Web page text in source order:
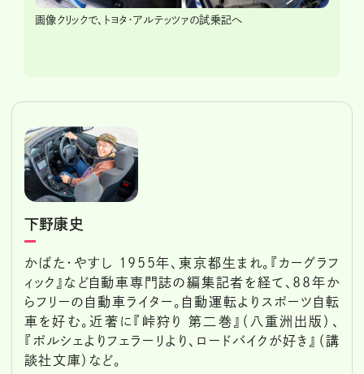
画像クリックで、トヨタ・アルテッツァの試乗記へ
下野康史
かばた・やすし 1955年、東京都生まれ。『カーグラフ
ィック』など自動車専門誌の編集記者を経て、88年か
らフリーの自動車ライター。自動運転よりスポーツ自転
車を好む。近著に『峠狩り 第二巻』（八重洲出版）、
『ポルシェよりフェラーリより、ロードバイクが好き』（講
談社文庫）など。